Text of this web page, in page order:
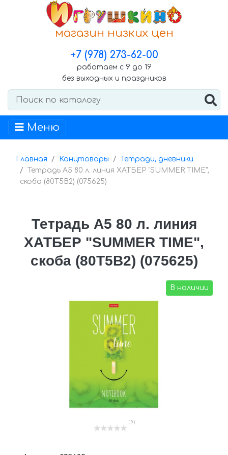
магазин низких цен
+7 (978) 273-62-00
работаем с 9 до 19
без выходных и праздников
Меню
Главная Канцтовары
Тетради, дневники
Тетрадь А5 80 л. линия ХАТБЕР "SUMMER TIME",
скоба (80Т5B2) (075625)
Тетрадь А5 80 л. линия
ХАТБЕР "SUMMER TIME",
скоба (80Т5B2) (075625)
В наличии
( 0 )